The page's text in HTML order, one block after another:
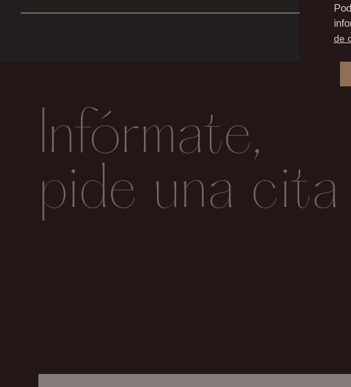
La prótesis está fabricada de silicona sólida que
Infórmate,
pide una cita
de